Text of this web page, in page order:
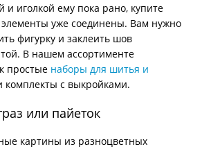
и иголкой ему пока рано, купите
элементы уже соединены. Вам нужно
фигурку и заклеить шов
В нашем ассортименте
простые наборы для шитья и
комплекты с выкройками.
или пайеток
картины из разноцветных